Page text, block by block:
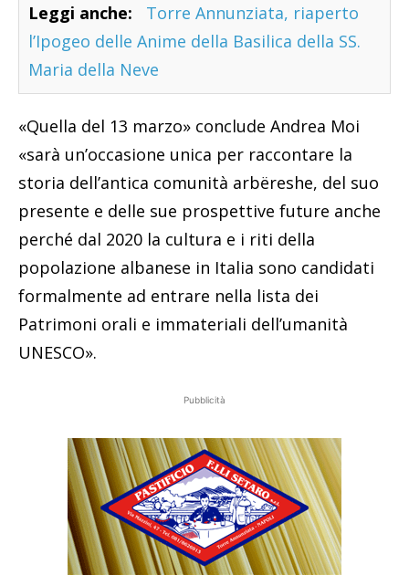
Leggi anche:
Torre Annunziata, riaperto
l’Ipogeo delle Anime della Basilica della SS.
Maria della Neve
«Quella del 13 marzo» conclude Andrea Moi
«sarà un’occasione unica per raccontare la
storia dell’antica comunità arbëreshe, del suo
presente e delle sue prospettive future anche
perché dal 2020 la cultura e i riti della
popolazione albanese in Italia sono candidati
formalmente ad entrare nella lista dei
Patrimoni orali e immateriali dell’umanità
UNESCO».
Pubblicità